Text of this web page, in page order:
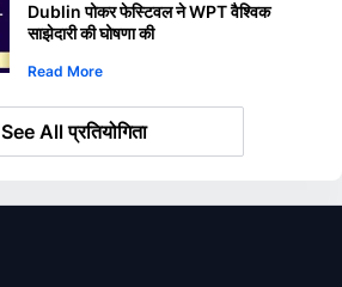
Dublin पोकर फेस्टिवल ने WPT वैश्विक
साझेदारी की घोषणा की
Read More
See All प्रतियोगिता